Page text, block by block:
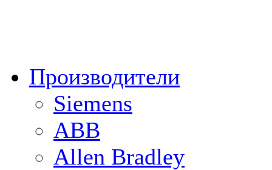
Производители
Siemens
ABB
Allen Bradley